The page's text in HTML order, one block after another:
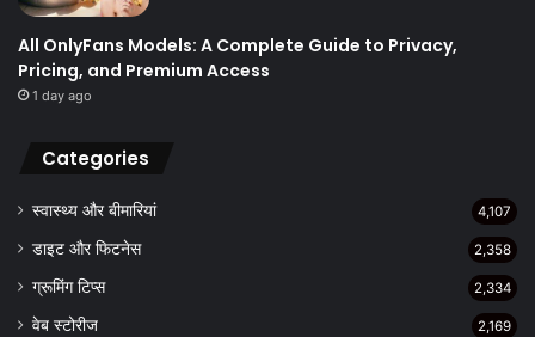
All OnlyFans Models: A Complete Guide to Privacy,
Pricing, and Premium Access
1 day ago
Categories
स्वास्थ्य और बीमारियां 4,107
डाइट और फिटनेस 2,358
ग्रूमिंग टिप्स 2,334
वेब स्टोरीज 2,169